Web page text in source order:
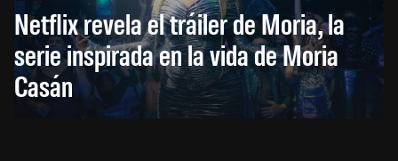
Netflix revela el tráiler de Moria, la
serie inspirada en la vida de Moria
Casán